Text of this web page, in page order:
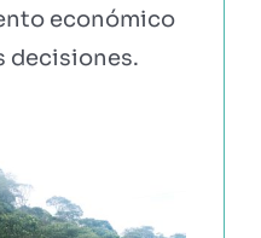
económico
decisiones.